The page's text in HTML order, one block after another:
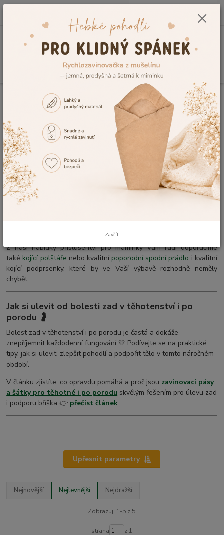
0,00 Kč
Těhotenské potřeby – vše pro pohodlí během těhotenství i po porodu
Poporodní polštáře
Sedací poporodní polštáře i
zdravotní sedací polštáře s
otvorem
Vybírejte kvalitní příslušenství pro maminky, které Vám usnadní
první chvíle po porodu. Z nabídky eshopu Dětský Svět
doporučujeme praktické
s otvorem
Z naší nabídky příslušentví pro maminky Vám rádi doporučíme
také kojící polštáře nebo kvalitní poporodní spodní prádlo i kvalitní
kojící podprsenky, které by ve Vaší výbavě rozhodně neměly
chybět.
Jak si ulevit od bolesti zad v těhotenství i po
porodu 🤰
Bolest zad v těhotenství i po porodu je častá a dokáže
znepříjemnit každodenní fungování 💛 Podívejte se na praktické
tipy, jak si ulevit, zlepšit pohodlí a podpořit tělo v tomto náročném
období.
V článku zjistíte, co opravdu pomáhá a proč jsou zavinovací pásy
a šátky pro těhotné i po porodu skvělým řešením pro úlevu zad
i podporu bříška 👉 přečíst článek
Upřesnit parametry
Nejnovější Nejlevnější Nejdražší
Zobrazuji 1-5 z 5
strana z 1
Zavřít